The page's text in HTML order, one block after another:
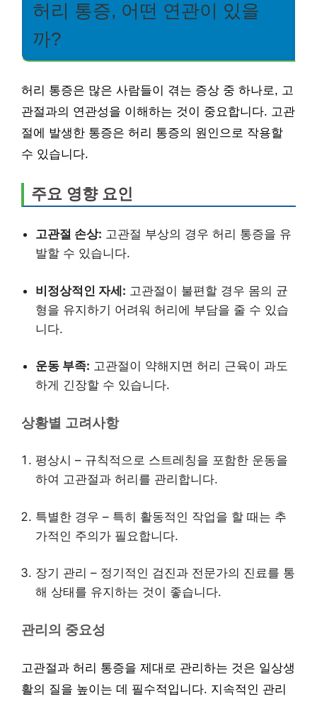
허리 통증, 어떤 연관이 있을
까?
허리 통증은 많은 사람들이 겪는 증상 중 하나로, 고
관절과의 연관성을 이해하는 것이 중요합니다. 고관
절에 발생한 통증은 허리 통증의 원인으로 작용할
수 있습니다.
주요 영향 요인
고관절 손상: 고관절 부상의 경우 허리 통증을 유
발할 수 있습니다.
비정상적인 자세: 고관절이 불편할 경우 몸의 균
형을 유지하기 어려워 허리에 부담을 줄 수 있습
니다.
운동 부족: 고관절이 약해지면 허리 근육이 과도
하게 긴장할 수 있습니다.
상황별 고려사항
평상시 – 규칙적으로 스트레칭을 포함한 운동을
하여 고관절과 허리를 관리합니다.
특별한 경우 – 특히 활동적인 작업을 할 때는 추
가적인 주의가 필요합니다.
장기 관리 – 정기적인 검진과 전문가의 진료를 통
해 상태를 유지하는 것이 좋습니다.
관리의 중요성
고관절과 허리 통증을 제대로 관리하는 것은 일상생
활의 질을 높이는 데 필수적입니다. 지속적인 관리